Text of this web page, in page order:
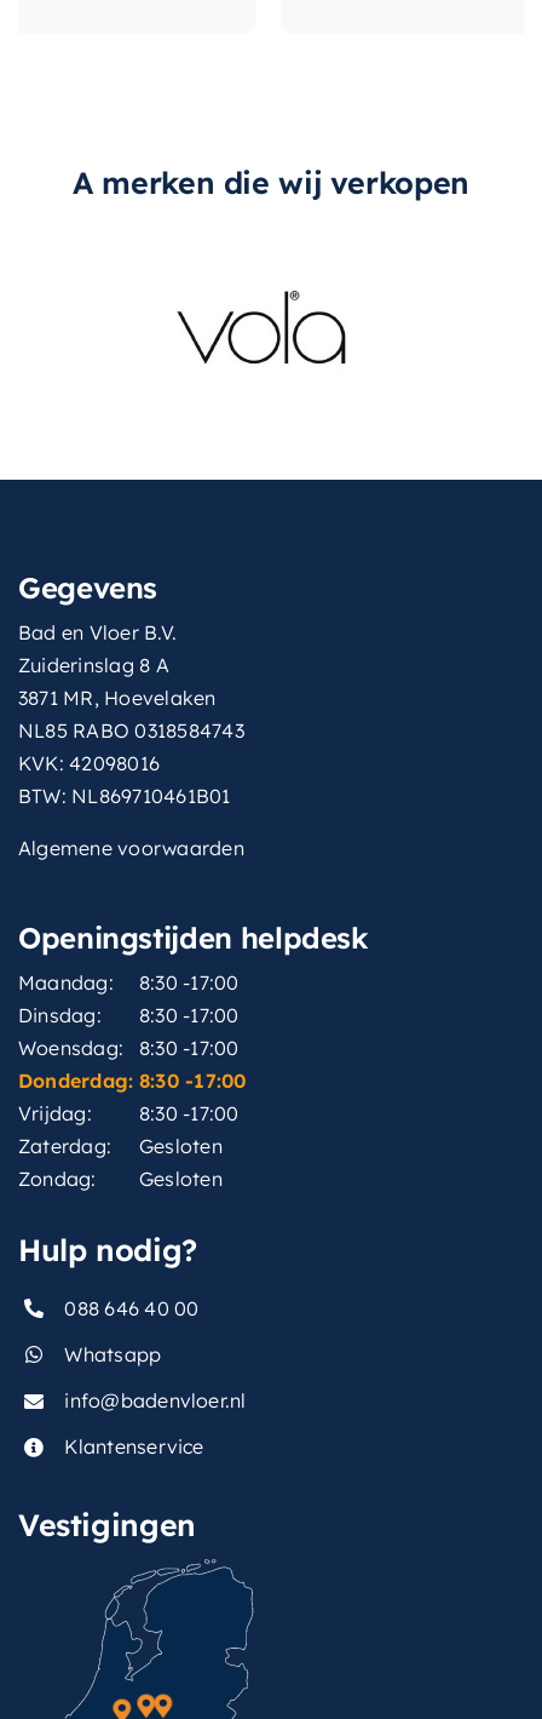
A merken die wij verkopen
Gegevens
Bad en Vloer B.V.
Zuiderinslag 8 A
3871 MR, Hoevelaken
NL85 RABO 0318584743
KVK: 42098016
BTW: NL869710461B01
Algemene voorwaarden
Openingstijden helpdesk
Maandag:
8:30 -17:00
Dinsdag:
8:30 -17:00
Woensdag:
8:30 -17:00
Donderdag: 8:30 -17:00
Vrijdag:
8:30 -17:00
Zaterdag:
Gesloten
Zondag:
Gesloten
Hulp nodig?
088 646 40 00
Whatsapp
info@badenvloer.nl
Klantenservice
Vestigingen